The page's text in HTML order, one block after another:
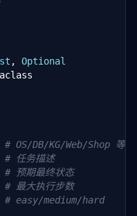
, Optional
# OS/DB/KG/Web/Shop 等
# 任务描述
# 预期最终状态
# 最大执行步数
# easy/medium/hard